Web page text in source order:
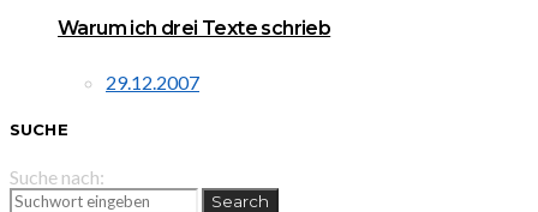
Warum ich drei Texte schrieb
29.12.2007
SUCHE
Suche nach:
Search